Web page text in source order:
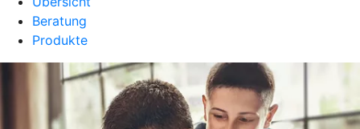
Beratung
Produkte